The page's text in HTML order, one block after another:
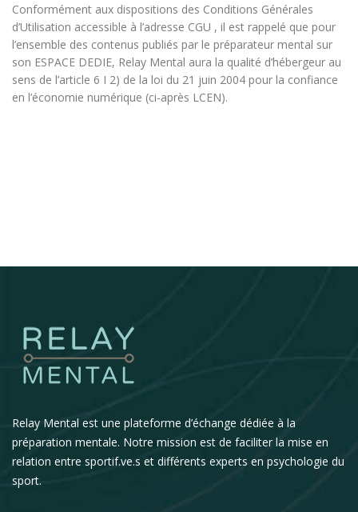
Conformément aux dispositions des Conditions Générales
d’Utilisation accessible à l’adresse CGU , il est rappelé que pour
l’ensemble des contenus publiés par le préparateur mental sur
son ESPACE DEDIE, Relay Mental aura la qualité d’hébergeur au
sens de l’article 6 I 2) de la loi du 21 juin 2004 pour la confiance
en l’économie numérique (ci-après LCEN).
Relay Mental est une plateforme d’échange dédiée à la
préparation mentale. Notre mission est de faciliter la mise en
relation entre sportif.ve.s et différents experts en psychologie du
sport.